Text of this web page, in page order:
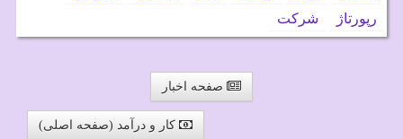
رپورتاژ
شركت
صفحه اخبار
کار و درآمد (صفحه اصلی)